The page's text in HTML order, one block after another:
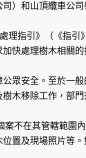
和山頂纜車公司
理指引》（《指
快處理樹木相關的
安全。至於一般
木移除工作，部
在其管轄範圍
置及現場照片等